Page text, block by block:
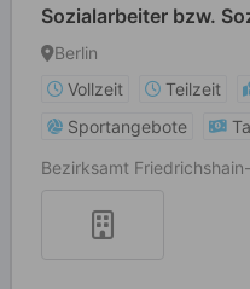
Sozialarbeiter bzw.
Sozialpädagoge bzw.
Berlin
Vollzeit
Teilzeit
Sportangebote
Bezirksamt